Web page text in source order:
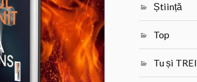
Știință
Top
Tu și TREI